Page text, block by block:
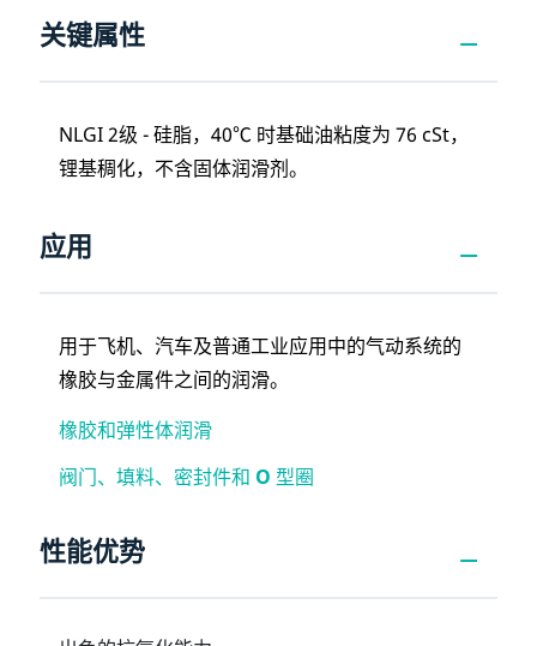
关键属性
NLGI 2级 - 硅脂，40℃ 时基础油粘度为 76 cSt，
锂基稠化，不含固体润滑剂。
应用
用于飞机、汽车及普通工业应用中的气动系统的
橡胶与金属件之间的润滑。
橡胶和弹性体润滑
阀门、填料、密封件和 O 型圈
性能优势